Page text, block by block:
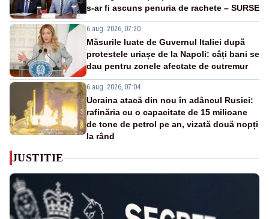
s-ar fi ascuns penuria de rachete – SURSE
6 aug. 2026, 07:20
Măsurile luate de Guvernul Italiei după
protestele uriașe de la Napoli: câți bani se
dau pentru zonele afectate de cutremur
6 aug. 2026, 07:04
Ucraina atacă din nou în adâncul Rusiei:
rafinăria cu o capacitate de 15 milioane
de tone de petrol pe an, vizată două nopți
la rând
JUSTITIE